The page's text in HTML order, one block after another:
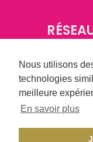
Nous utilisons
technologies
meilleure
En savoir plus